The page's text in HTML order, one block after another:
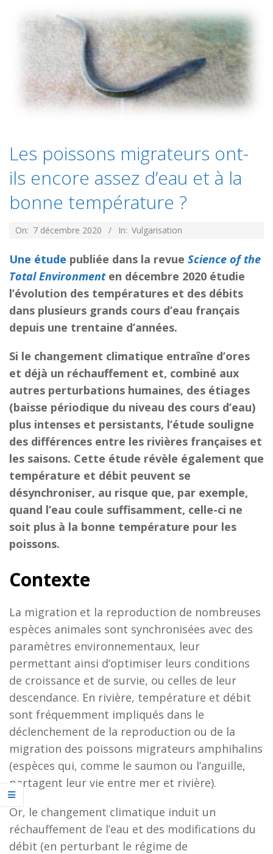
Les poissons migrateurs ont-
ils encore assez d’eau et à la
bonne température ?
2020-
07
On: 7 décembre 2020 In: Vulgarisation
Une étude publiée dans la revue Science of the
Total Environmenten décembre 2020 étudie
l’évolution des températures et des débits
dans plusieurs grands cours d’eau français
depuis une trentaine d’années.
Si le changement climatique entraîne d’ores
et déjà un réchauffement et, combiné aux
autres perturbations humaines, des étiages
(baisse périodique du niveau des cours d’eau)
plus intenses et persistants, l’étude souligne
des différences entre les rivières françaises et
les saisons. Cette étude révèle également que
température et débit peuvent se
désynchroniser, au risque que, par exemple,
quand l’eau coule suffisamment, celle-ci ne
soit plus à la bonne température pour les
poissons.
Contexte
La migration et la reproduction de nombreuses
espèces animales sont synchronisées avec des
paramètres environnementaux, leur
permettant ainsi d’optimiser leurs conditions
de croissance et de survie, ou celles de leur
descendance. En rivière, température et débit
sont fréquemment impliqués dans le
déclenchement de la reproduction ou de la
migration des poissons migrateurs amphihalins
(espèces qui, comme le saumon ou l’anguille,
partagent leur vie entre mer et rivière).
Or, le changement climatique induit un
réchauffement de l’eau et des modifications du
débit (en perturbant le régime de